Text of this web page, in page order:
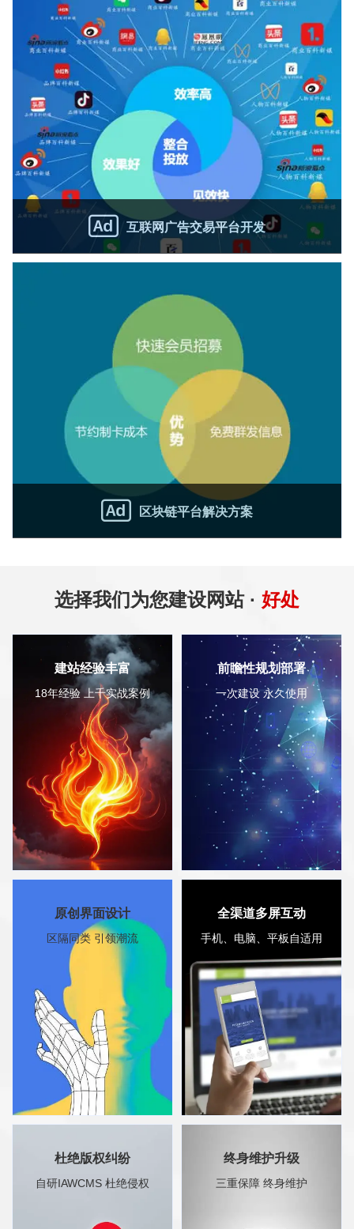
互联网广告交易平台开发
区块链平台解决方案
选择我们为您建设网站 · 好处
建站经验丰富
18年经验 上千实战案例
建站经验丰富
互广创始团队从2005年开始
从事网站建设服务至今，累计
为上千企业提供建站服务，建
站经验丰富，能建设任何类型
的网站
前瞻性规划部署
一次建设 永久使用
前瞻性规划部署
采用IAW自研IA技术+插件式
开发，不管网站功能增加升
级，或者网站改版，都无需更
换网站管理系统，节省成本的
同时，真正实现，一次建站，
终生使用
原创界面设计
区隔同类 引领潮流
原创界面设计
根据客户需求，策划设计出让
到区隔竞争对手网站，提高企
全渠道多屏互动
手机、电脑、平板自适用
全渠道多屏互动
用户使用手机，平板，电脑访
杜绝版权纠纷
自研IAWCMS 杜绝侵权
终身维护升级
三重保障 终身维护